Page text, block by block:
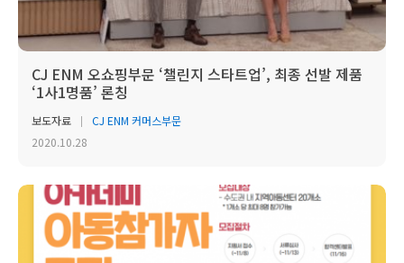
CJ ENM 오쇼핑부문 ‘챌린지 스타트업’, 최종 선발 제품
‘1사1명품’ 론칭
보도자료
CJ ENM 커머스부문
2020.10.28